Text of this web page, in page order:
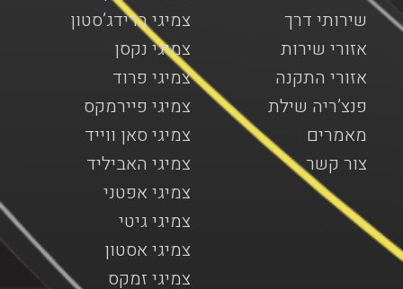
צמיגי ברידג’סטון
צמיגי נקסן
צמיגי פרוד
צמיגי פיירמקס
צמיגי סאן ווייד
צמיגי האביליד
צמיגי אפטני
צמיגי גיטי
צמיגי אסטון
צמיגי זמקס
שירותי דרך
אזורי שירות
אזורי התקנה
פנצ’ריה שילת
מאמרים
צור קשר